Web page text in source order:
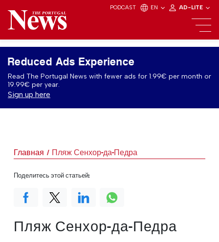
PODCAST EN AD-LITE
Reduced Ads Experience
Read The Portugal News with fewer ads for 1.99€ per month or
19.99€ per year.
Sign up here
Главная Пляж Сенхор-да-Педра
Пляж Сенхор-да-Педра
Поделитесь этой статьей: